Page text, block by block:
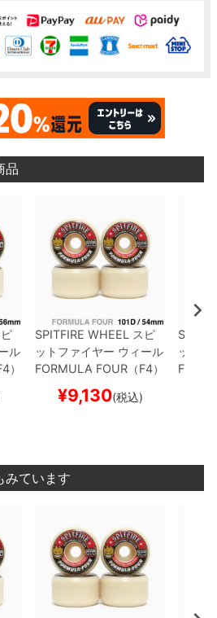
品
ル
）
SPITFIRE WHEEL
スピ
ットファイヤー ウィール
FORMULA FOUR（F4）
101D CONICAL FULL
4mm¥9,130(税込)
ットフ
みています